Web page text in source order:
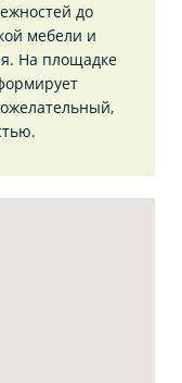
до
мебели и
На площадке